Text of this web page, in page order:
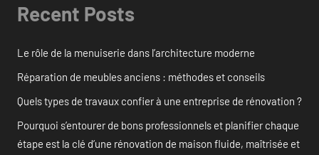
Recent Posts
Le rôle de la menuiserie dans l’architecture moderne
Réparation de meubles anciens : méthodes et conseils
Quels types de travaux confier à une entreprise de rénovation ?
Pourquoi s’entourer de bons professionnels et planifier chaque
étape est la clé d’une rénovation de maison fluide, maîtrisée et